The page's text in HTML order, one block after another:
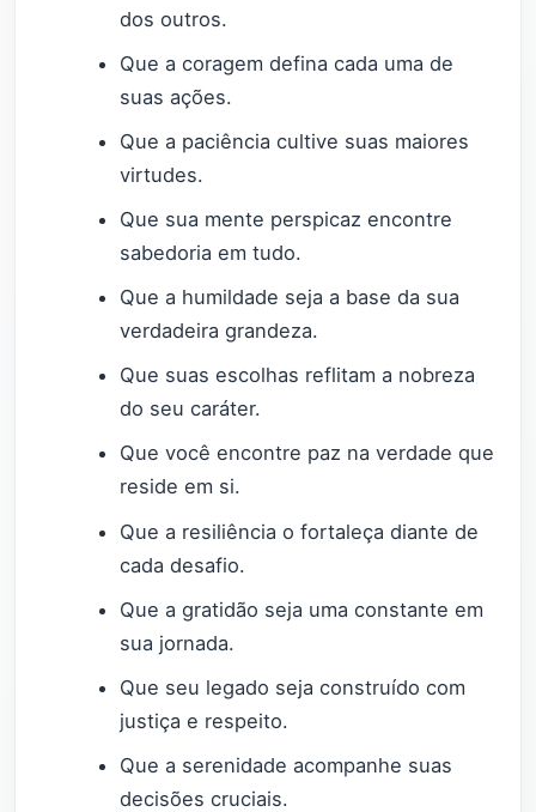
dos outros.
Que a coragem defina cada uma de
suas ações.
Que a paciência cultive suas maiores
virtudes.
Que sua mente perspicaz encontre
sabedoria em tudo.
Que a humildade seja a base da sua
verdadeira grandeza.
Que suas escolhas reflitam a nobreza
do seu caráter.
Que você encontre paz na verdade que
reside em si.
Que a resiliência o fortaleça diante de
cada desafio.
Que a gratidão seja uma constante em
sua jornada.
Que seu legado seja construído com
justiça e respeito.
Que a serenidade acompanhe suas
decisões cruciais.